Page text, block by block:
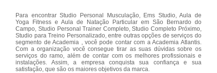
Para encontrar Studio Personal Musculação, Ems Studio, Aula de
Yoga Fitness e Aula de Natação Particular em São Bernardo do
Campo, Studio Personal Trainer Completo, Studio Completo Próximo,
Studio para Treino Personalizado, entre outras opções de serviços do
segmento de Academia , você pode contar com a Academia Atlantis.
Com a organização você consegue tirar as suas dúvidas sobre os
serviços do ramo, além de contar com os melhores profissionais e
instalações. Assim, a empresa conquista sua confiança e sua
satisfação, que são os maiores objetivos da marca.